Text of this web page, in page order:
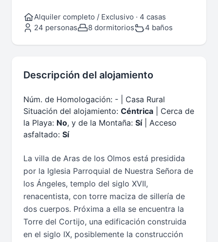
Alquiler completo / Exclusivo · 4 casas
24 personas
8 dormitorios 4 baños
Descripción del alojamiento
Núm. de Homologación: - | Casa Rural
Situación del alojamiento: Céntrica | Cerca de
la Playa: No, y de la Montaña: Sí| Acceso
asfaltado: Sí
La villa de Aras de los Olmos está presidida
por la Iglesia Parroquial de Nuestra Señora de
los Ángeles, templo del siglo XVII,
renacentista, con torre maciza de sillería de
dos cuerpos. Próxima a ella se encuentra la
Torre del Cortijo, una edificación construida
en el siglo IX, posiblemente la construcción